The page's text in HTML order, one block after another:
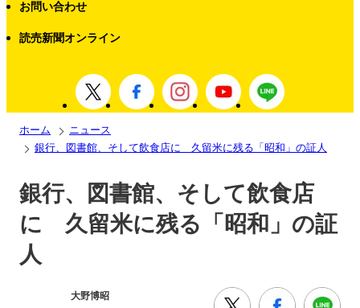
お問い合わせ
読売新聞オンライン
ホーム
ニュース
銀行、図書館、そして飲食店に 久留米に残る「昭和」の証人
銀行、図書館、そして飲食店
に 久留米に残る「昭和」の証
人
大野博昭